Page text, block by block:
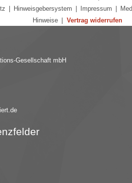
Hinweisgebersystem Impressum
Hinweise
Vertrag widerrufen
Gesellschaft mbH